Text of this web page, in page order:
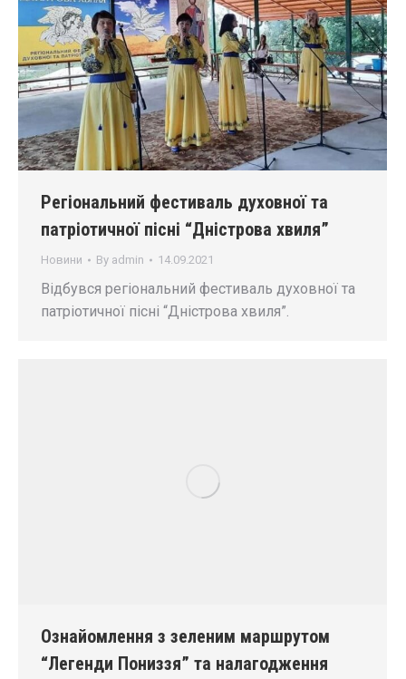
Регіональний фестиваль духовної та
патріотичної пісні “Дністрова хвиля”
Новини By admin 14.09.2021
Відбувся регіональний фестиваль духовної та
патріотичної пісні “Дністрова хвиля”.
Ознайомлення з зеленим маршрутом
“Легенди Пониззя” та налагодження